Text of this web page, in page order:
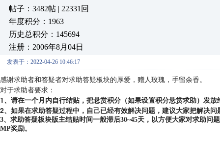
帖子：3482帖 | 22331回
年度积分：1963
历史总积分：145694
注册：2006年8月04日
发表于：2022-04-26 10:46:17
感谢求助者和答疑者对求助答疑板块的厚爱，赠人玫瑰，手留余香。
对于求助者要求：
1、请在一个月内自行结贴，把悬赏积分（如果设置积分悬赏求助）发放
2、如果在求助答疑过程中，自己已经有效解决问题，建议大家把解决
3、求助答疑板块版主结贴时间一般滞后30~45天，以方便大家对求助
MP奖励。